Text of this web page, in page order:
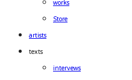
works
Store
artists
texts
intervews